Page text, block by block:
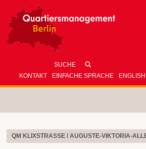
KONTAKT EINFACHE SPRACHE ENGLISH
QM KLIXSTRASSE / AUGUSTE-VIKTORIA-